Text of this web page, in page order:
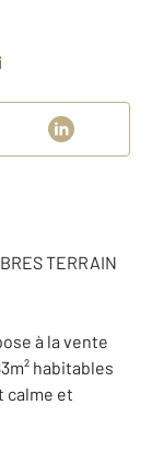
TERRAIN
à la vente
habitables
calme et